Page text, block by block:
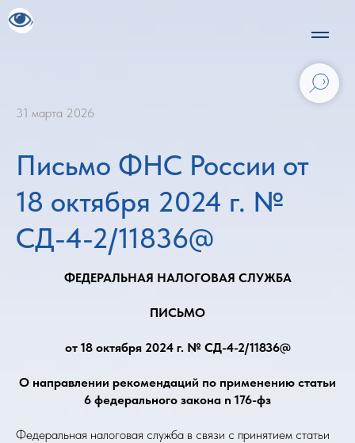
31 марта 2026
Письмо ФНС России от
18 октября 2024 г. №
СД-4-2/11836@
ФЕДЕРАЛЬНАЯ НАЛОГОВАЯ СЛУЖБА
ПИСЬМО
от 18 октября 2024 г. № СД-4-2/11836@
О направлении рекомендаций по применению статьи
6 федерального закона n 176-фз
Федеральная налоговая служба в связи с принятием статьи